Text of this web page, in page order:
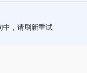
中，请刷新重试